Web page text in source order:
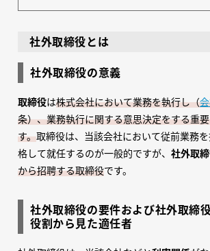
社外取締役とは
社外取締役の意義
取締役は株式会社において業務を執行し（
条）、業務執行に関する意思決定をする重
す。取締役は、当該会社において従前業務
格して就任するのが一般的ですが、 社外取
から招聘する取締役です。
社外取締役の要件および社外取締
役割から見た適任者